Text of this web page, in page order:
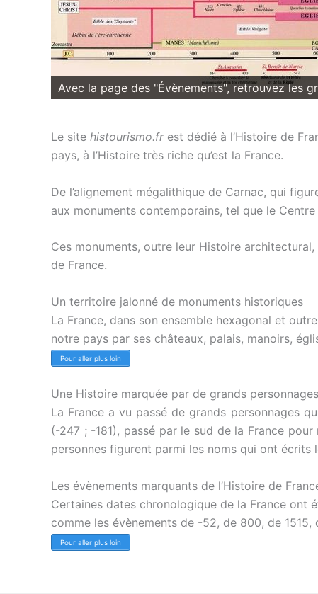
Avec la page des "Évènements", retrouvez les
Le site histourismo.frest dédié à l’Histoire de
pays, à l’Histoire très riche qu’est la France.
De l’alignement mégalithique de Carnac, qui
aux monuments contemporains, tel que le
Ces monuments, outre leur Histoire
de France.
Un territoire jalonné de monuments historiques
La France, dans son ensemble hexagonal et
notre pays par ses châteaux, palais, manoirs,
Pour aller plus loin
Une Histoire marquée par de grands personnages
La France a vu passé de grands personnages
(-247 ; -181), passé par le sud de la France
personnes figurent parmi les noms qui ont écrits
Les évènements marquants de l’Histoire de
Certaines dates chronologique de la France ont
comme les évènements de -52, de 800, de 1515,
Pour aller plus loin